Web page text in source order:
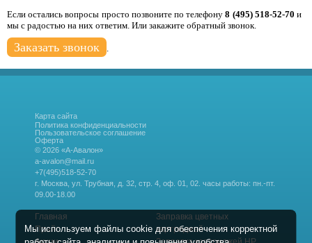
Если остались вопросы просто позвоните по телефону8 (495) 518-52-70 и
мы с радостью на них ответим. Или закажите обратный звонок.
Заказать звонок
Карта сайта
Политика конфиденциальности
Пользовательское соглашение
Оферта
© 2026 «А-Авалон»
a-avalon@mail.ru
+7(495)518-52-70
г. Москва, ул. Трубная, д. 32, стр. 4, оф. 01, 02. часы работы: пн.-пт.
09.00-18.00
Главная
Прайс
Заправка цветных
картриджей
Мы используем файлы cookie для обеспечения корректной